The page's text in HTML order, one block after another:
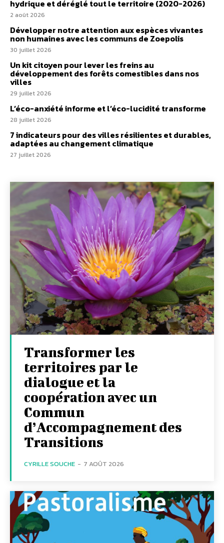
hydrique et déréglé tout le territoire (2020-2026)
2 août 2026
Développer notre attention aux espèces vivantes
non humaines avec les communs de Zoepolis
30 juillet 2026
Un kit citoyen pour lever les freins au
développement des forêts comestibles dans nos
villes
29 juillet 2026
L’éco-anxiété informe et l’éco-lucidité transforme
28 juillet 2026
7 indicateurs pour des villes résilientes et durables,
adaptées au changement climatique
27 juillet 2026
Transformer les
territoires par le
dialogue et la
coopération avec un
Commun
d’Accompagnement des
Transitions
CYRILLE SOUCHE - 7 AOÛT 2026